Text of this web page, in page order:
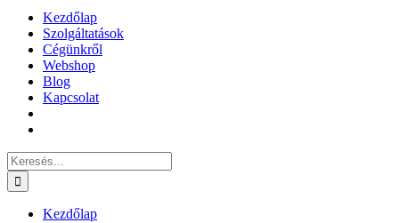
Kezdőlap
Szolgáltatások
Cégünkről
Webshop
Blog
Kapcsolat
Keresés...
Kezdőlap